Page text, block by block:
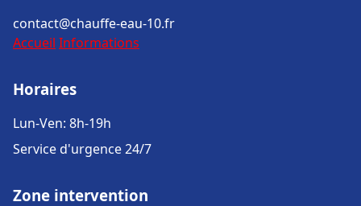
contact@chauffe-eau-10.fr
Accueil Informations
Horaires
Lun-Ven: 8h-19h
Service d'urgence 24/7
Zone intervention